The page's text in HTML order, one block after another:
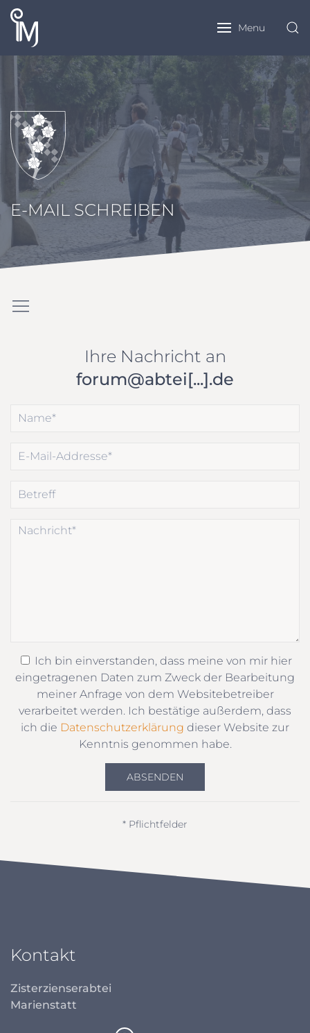
Menu
E-MAIL SCHREIBEN
Ihre Nachricht an
forum@abtei[...].de
Ich bin einverstanden, dass meine von mir hier
eingetragenen Daten zum Zweck der Bearbeitung
meiner Anfrage von dem Websitebetreiber
verarbeitet werden. Ich bestätige außerdem, dass
ich die Datenschutzerklärung dieser Website zur
Kenntnis genommen habe.
ABSENDEN
* Pflichtfelder
Kontakt
Zisterzienserabtei
Marienstatt